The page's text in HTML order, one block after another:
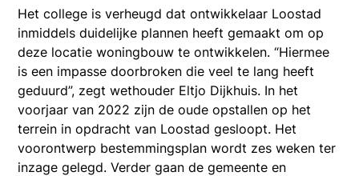
Het college is verheugd dat ontwikkelaar Loostad
inmiddels duidelijke plannen heeft gemaakt om op
deze locatie woningbouw te ontwikkelen. “Hiermee
is een impasse doorbroken die veel te lang heeft
geduurd”, zegt wethouder Eltjo Dijkhuis. In het
voorjaar van 2022 zijn de oude opstallen op het
terrein in opdracht van Loostad gesloopt. Het
voorontwerp bestemmingsplan wordt zes weken ter
inzage gelegd. Verder gaan de gemeente en